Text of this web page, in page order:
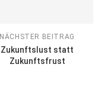
NÄCHSTER BEITRAG
Zukunftslust statt
Zukunftsfrust